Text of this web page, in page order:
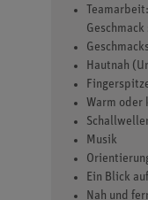
Geschmack
Hautnah
Warm oder
Musik
Ein Blick
Nah und